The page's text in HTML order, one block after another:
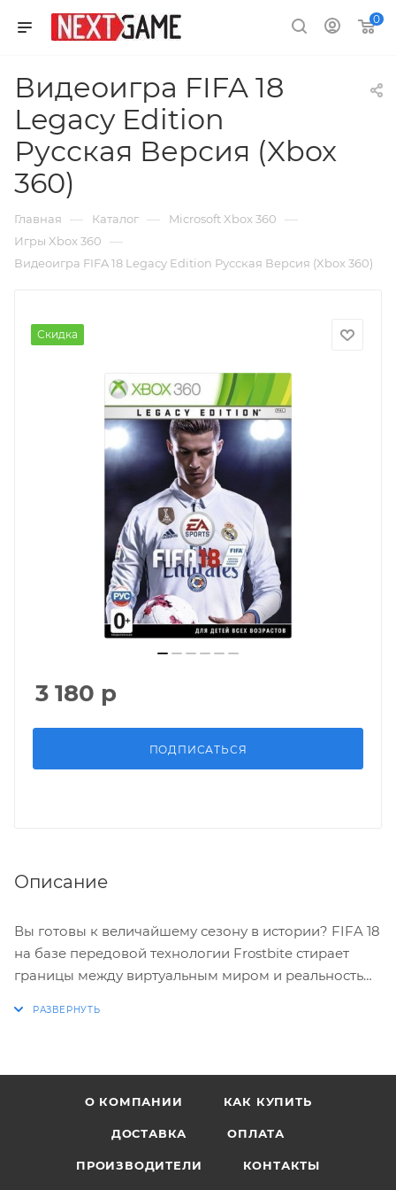
0
Видеоигра FIFA 18
Legacy Edition
Русская Версия (Xbox
360)
Главная — Каталог — Microsoft Xbox 360 —
Игры Xbox 360 —
Видеоигра FIFA 18 Legacy Edition Русская Версия (Xbox 360)
Скидка
3 180 р
ПОДПИСАТЬСЯ
Описание
Вы готовы к величайшему сезону в истории? FIFA 18
на базе передовой технологии Frostbite стирает
границы между виртуальным миром и реальностью,
* Лучшие моменты: Благодаря обновленной
анимации движения спортсменов и удары по мячу
сами матчи еще сильнее напоминают реальные
О КОМПАНИИ КАК КУПИТЬ
ДОСТАВКА ОПЛАТА
ПРОИЗВОДИТЕЛИ КОНТАКТЫ